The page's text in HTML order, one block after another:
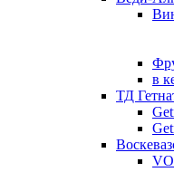
в
ТД